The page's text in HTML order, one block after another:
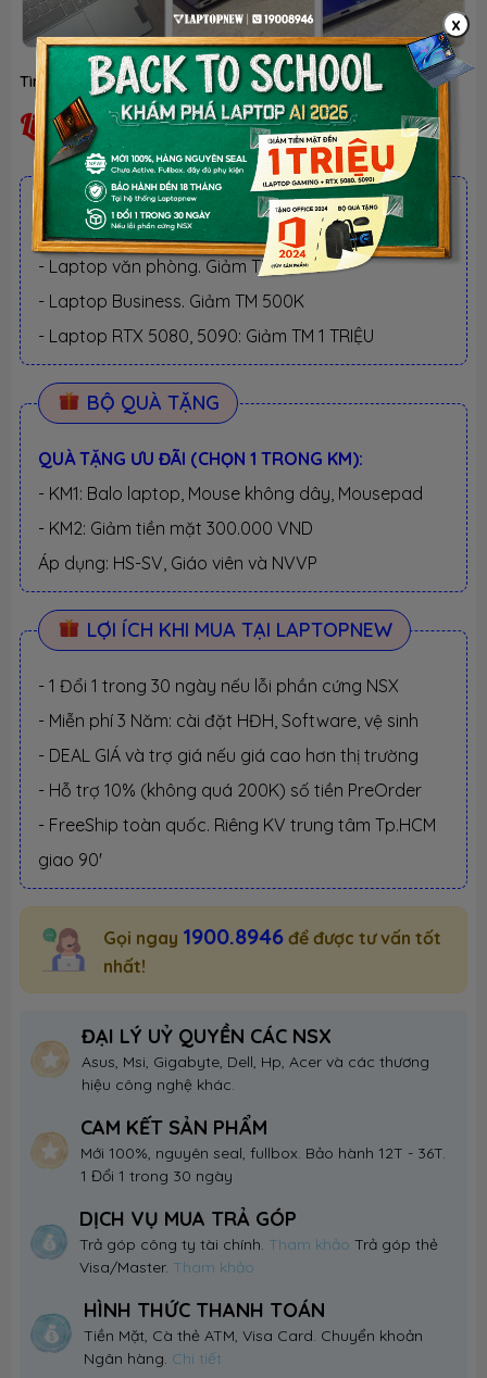
Tình trạng:Liên hệ
Liên hệ
ƯU ĐÃI TỐT NHẤT TRONG NĂM
BACK TO SCHOOL 2026.
Xem chi tiết
- Laptop văn phòng. Giảm TM 300K
- Laptop Business. Giảm TM 500K
- Laptop RTX 5080, 5090: Giảm TM 1 TRIỆU
BỘ QUÀ TẶNG
QUÀ TẶNG ƯU ĐÃI (CHỌN 1 TRONG KM):
- KM1: Balo laptop, Mouse không dây, Mousepad
- KM2: Giảm tiền mặt 300.000 VND
Áp dụng: HS-SV, Giáo viên và NVVP
LỢI ÍCH KHI MUA TẠI LAPTOPNEW
- 1 Đổi 1 trong 30 ngày nếu lỗi phần cứng NSX
- Miễn phí 3 Năm: cài đặt HĐH, Software, vệ sinh
- DEAL GIÁ và trợ giá nếu giá cao hơn thị trường
- Hỗ trợ 10% (không quá 200K) số tiền PreOrder
- FreeShip toàn quốc. Riêng KV trung tâm Tp.HCM
giao 90'
Gọi ngay 1900.8946 để được tư vấn tốt
nhất!
ĐẠI LÝ UỶ QUYỀN CÁC NSX
Asus, Msi, Gigabyte, Dell, Hp, Acer và các thương
hiệu công nghệ khác.
CAM KẾT SẢN PHẨM
Mới 100%, nguyên seal, fullbox. Bảo hành 12T - 36T.
1 Đổi 1 trong 30 ngày
DỊCH VỤ MUA TRẢ GÓP
Trả góp công ty tài chính. Tham khảoTrả góp thẻ
Visa/Master. Tham khảo
HÌNH THỨC THANH TOÁN
Tiền Mặt, Cà thẻ ATM, Visa Card. Chuyển khoản
Ngân hàng. Chi tiết
x